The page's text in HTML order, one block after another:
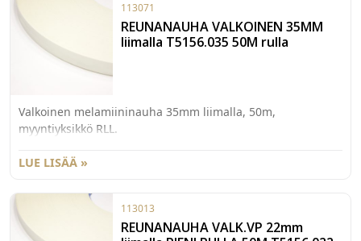
113071
REUNANAUHA VALKOINEN 35MM
liimalla T5156.035 50M rulla
Valkoinen melamiininauha 35mm liimalla, 50m,
myyntiyksikkö RLL.
LUE LISÄÄ »
113013
REUNANAUHA VALK.VP 22mm